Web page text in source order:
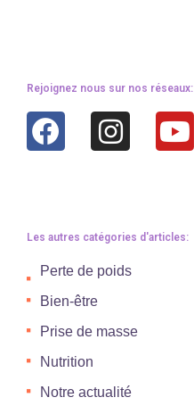
Rejoignez nous sur nos réseaux:
Les autres catégories d'articles:
Perte de poids
Bien-être
Prise de masse
Nutrition
Notre actualité